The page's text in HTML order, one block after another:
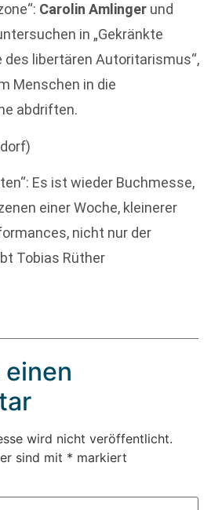
Carolin Amlinger und
in „Gekränkte
des libertären Autoritarismus“,
Menschen in die
abdriften.
Es ist wieder Buchmesse,
einer Woche, kleinerer
nicht nur der
Tobias Rüther
wird nicht veröffentlicht.
sind mit * markiert